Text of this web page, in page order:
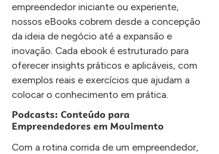
empreendedor iniciante ou experiente,
nossos eBooks cobrem desde a concepção
da ideia de negócio até a expansão e
inovação. Cada ebook é estruturado para
oferecer insights práticos e aplicáveis, com
exemplos reais e exercícios que ajudam a
colocar o conhecimento em prática.
Podcasts: Conteúdo para
Empreendedores em Movimento
Com a rotina corrida de um empreendedor,